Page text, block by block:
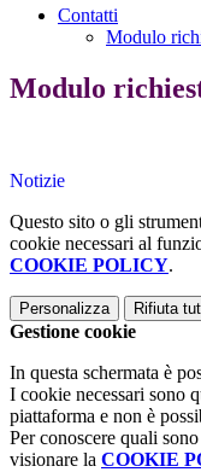
Contatti
Modulo
Modulo
Notizie
Questo sito o gli
cookie necessari al
COOKIE POLICY.
Personalizza Rifiuta
Gestione cookie
In questa schermata è
I cookie necessari sono
piattaforma e non è
Per conoscere quali
visionare la COOKIE